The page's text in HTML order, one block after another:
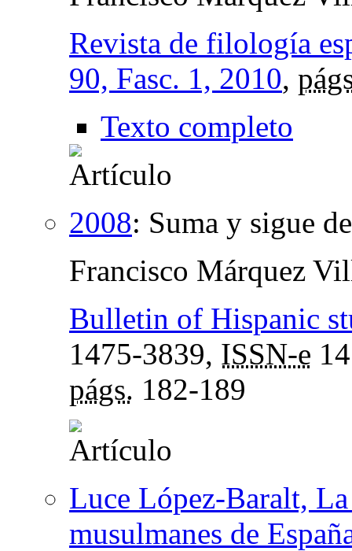
Revista de filología
90, Fasc. 1, 2010,
Texto completo
2008: Suma y sigue
Francisco Márquez
Bulletin of Hispanic
1475-3839, ISSN-e
págs. 182-189
Luce López-Baralt,
musulmanes de